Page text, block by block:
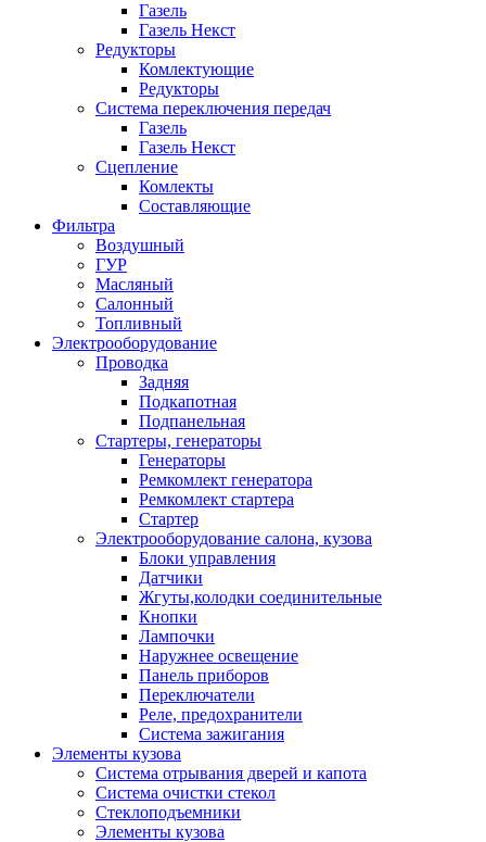
Газель
Газель Некст
Редукторы
Комлектующие
Редукторы
Система переключения передач
Газель
Газель Некст
Сцепление
Комлекты
Составляющие
Фильтра
Воздушный
ГУР
Масляный
Салонный
Топливный
Электрооборудование
Проводка
Задняя
Подкапотная
Подпанельная
Стартеры, генераторы
Генераторы
Ремкомлект генератора
Ремкомлект стартера
Стартер
Электрооборудование салона, кузова
Блоки управления
Датчики
Жгуты,колодки соединительные
Кнопки
Лампочки
Наружнее освещение
Панель приборов
Переключатели
Реле, предохранители
Система зажигания
Элементы кузова
Система отрывания дверей и капота
Система очистки стекол
Стеклоподъемники
Элементы кузова